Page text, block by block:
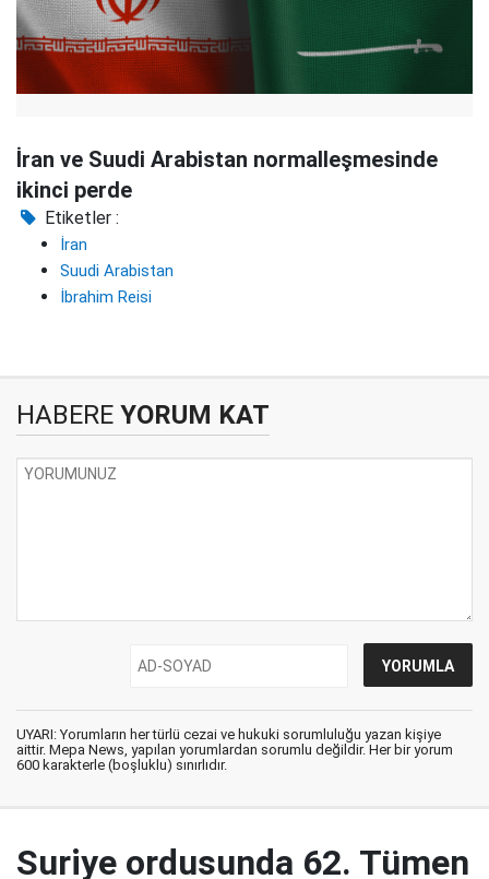
İran ve Suudi Arabistan normalleşmesinde
ikinci perde
Etiketler :
İran
Suudi Arabistan
İbrahim Reisi
HABERE YORUM KAT
UYARI: Yorumların her türlü cezai ve hukuki sorumluluğu yazan kişiye
aittir. Mepa News, yapılan yorumlardan sorumlu değildir. Her bir yorum
600 karakterle (boşluklu) sınırlıdır.
Suriye ordusunda 62. Tümen